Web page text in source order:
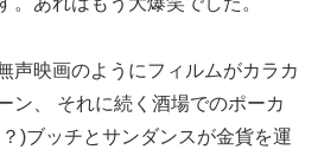
声映画のようにフィルムがカラカ
ン、 それに続く酒場でのポーカ
)ブッチとサンダンスが金貨を運